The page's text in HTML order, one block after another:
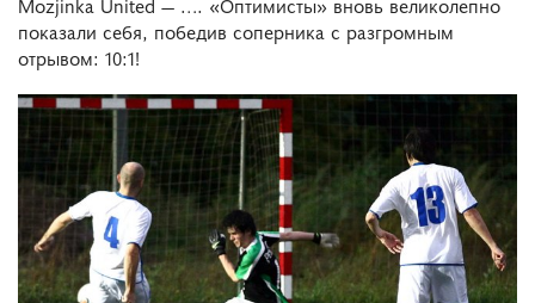
показали себя, победив соперника с разгромным
отрывом: 10:1!